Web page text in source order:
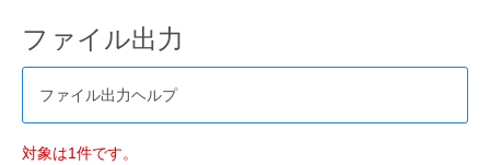
ファイル出力
ファイル出力ヘルプ
対象は1件です。